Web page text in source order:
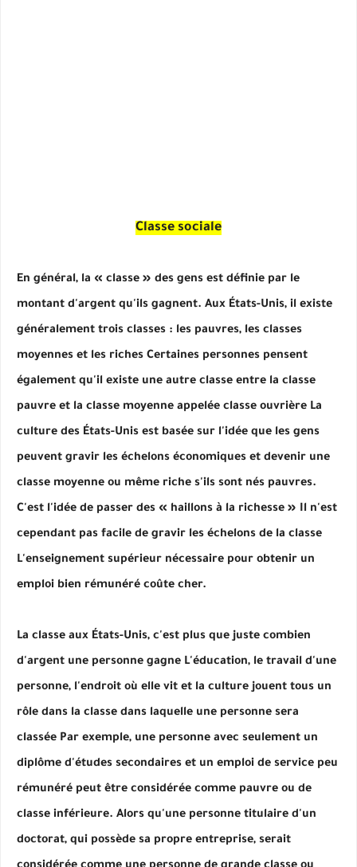
Classe sociale
En général, la « classe » des gens est définie par le
montant d'argent qu'ils gagnent. Aux États-Unis, il existe
généralement trois classes : les pauvres, les classes
moyennes et les riches Certaines personnes pensent
également qu'il existe une autre classe entre la classe
pauvre et la classe moyenne appelée classe ouvrière La
culture des États-Unis est basée sur l'idée que les gens
peuvent gravir les échelons économiques et devenir une
classe moyenne ou même riche s'ils sont nés pauvres.
C'est l'idée de passer des « haillons à la richesse » Il n'est
cependant pas facile de gravir les échelons de la classe
L'enseignement supérieur nécessaire pour obtenir un
emploi bien rémunéré coûte cher.
La classe aux États-Unis, c'est plus que juste combien
d'argent une personne gagne L'éducation, le travail d'une
personne, l'endroit où elle vit et la culture jouent tous un
rôle dans la classe dans laquelle une personne sera
classée Par exemple, une personne avec seulement un
diplôme d'études secondaires et un emploi de service peu
rémunéré peut être considérée comme pauvre ou de
classe inférieure. Alors qu'une personne titulaire d'un
doctorat, qui possède sa propre entreprise, serait